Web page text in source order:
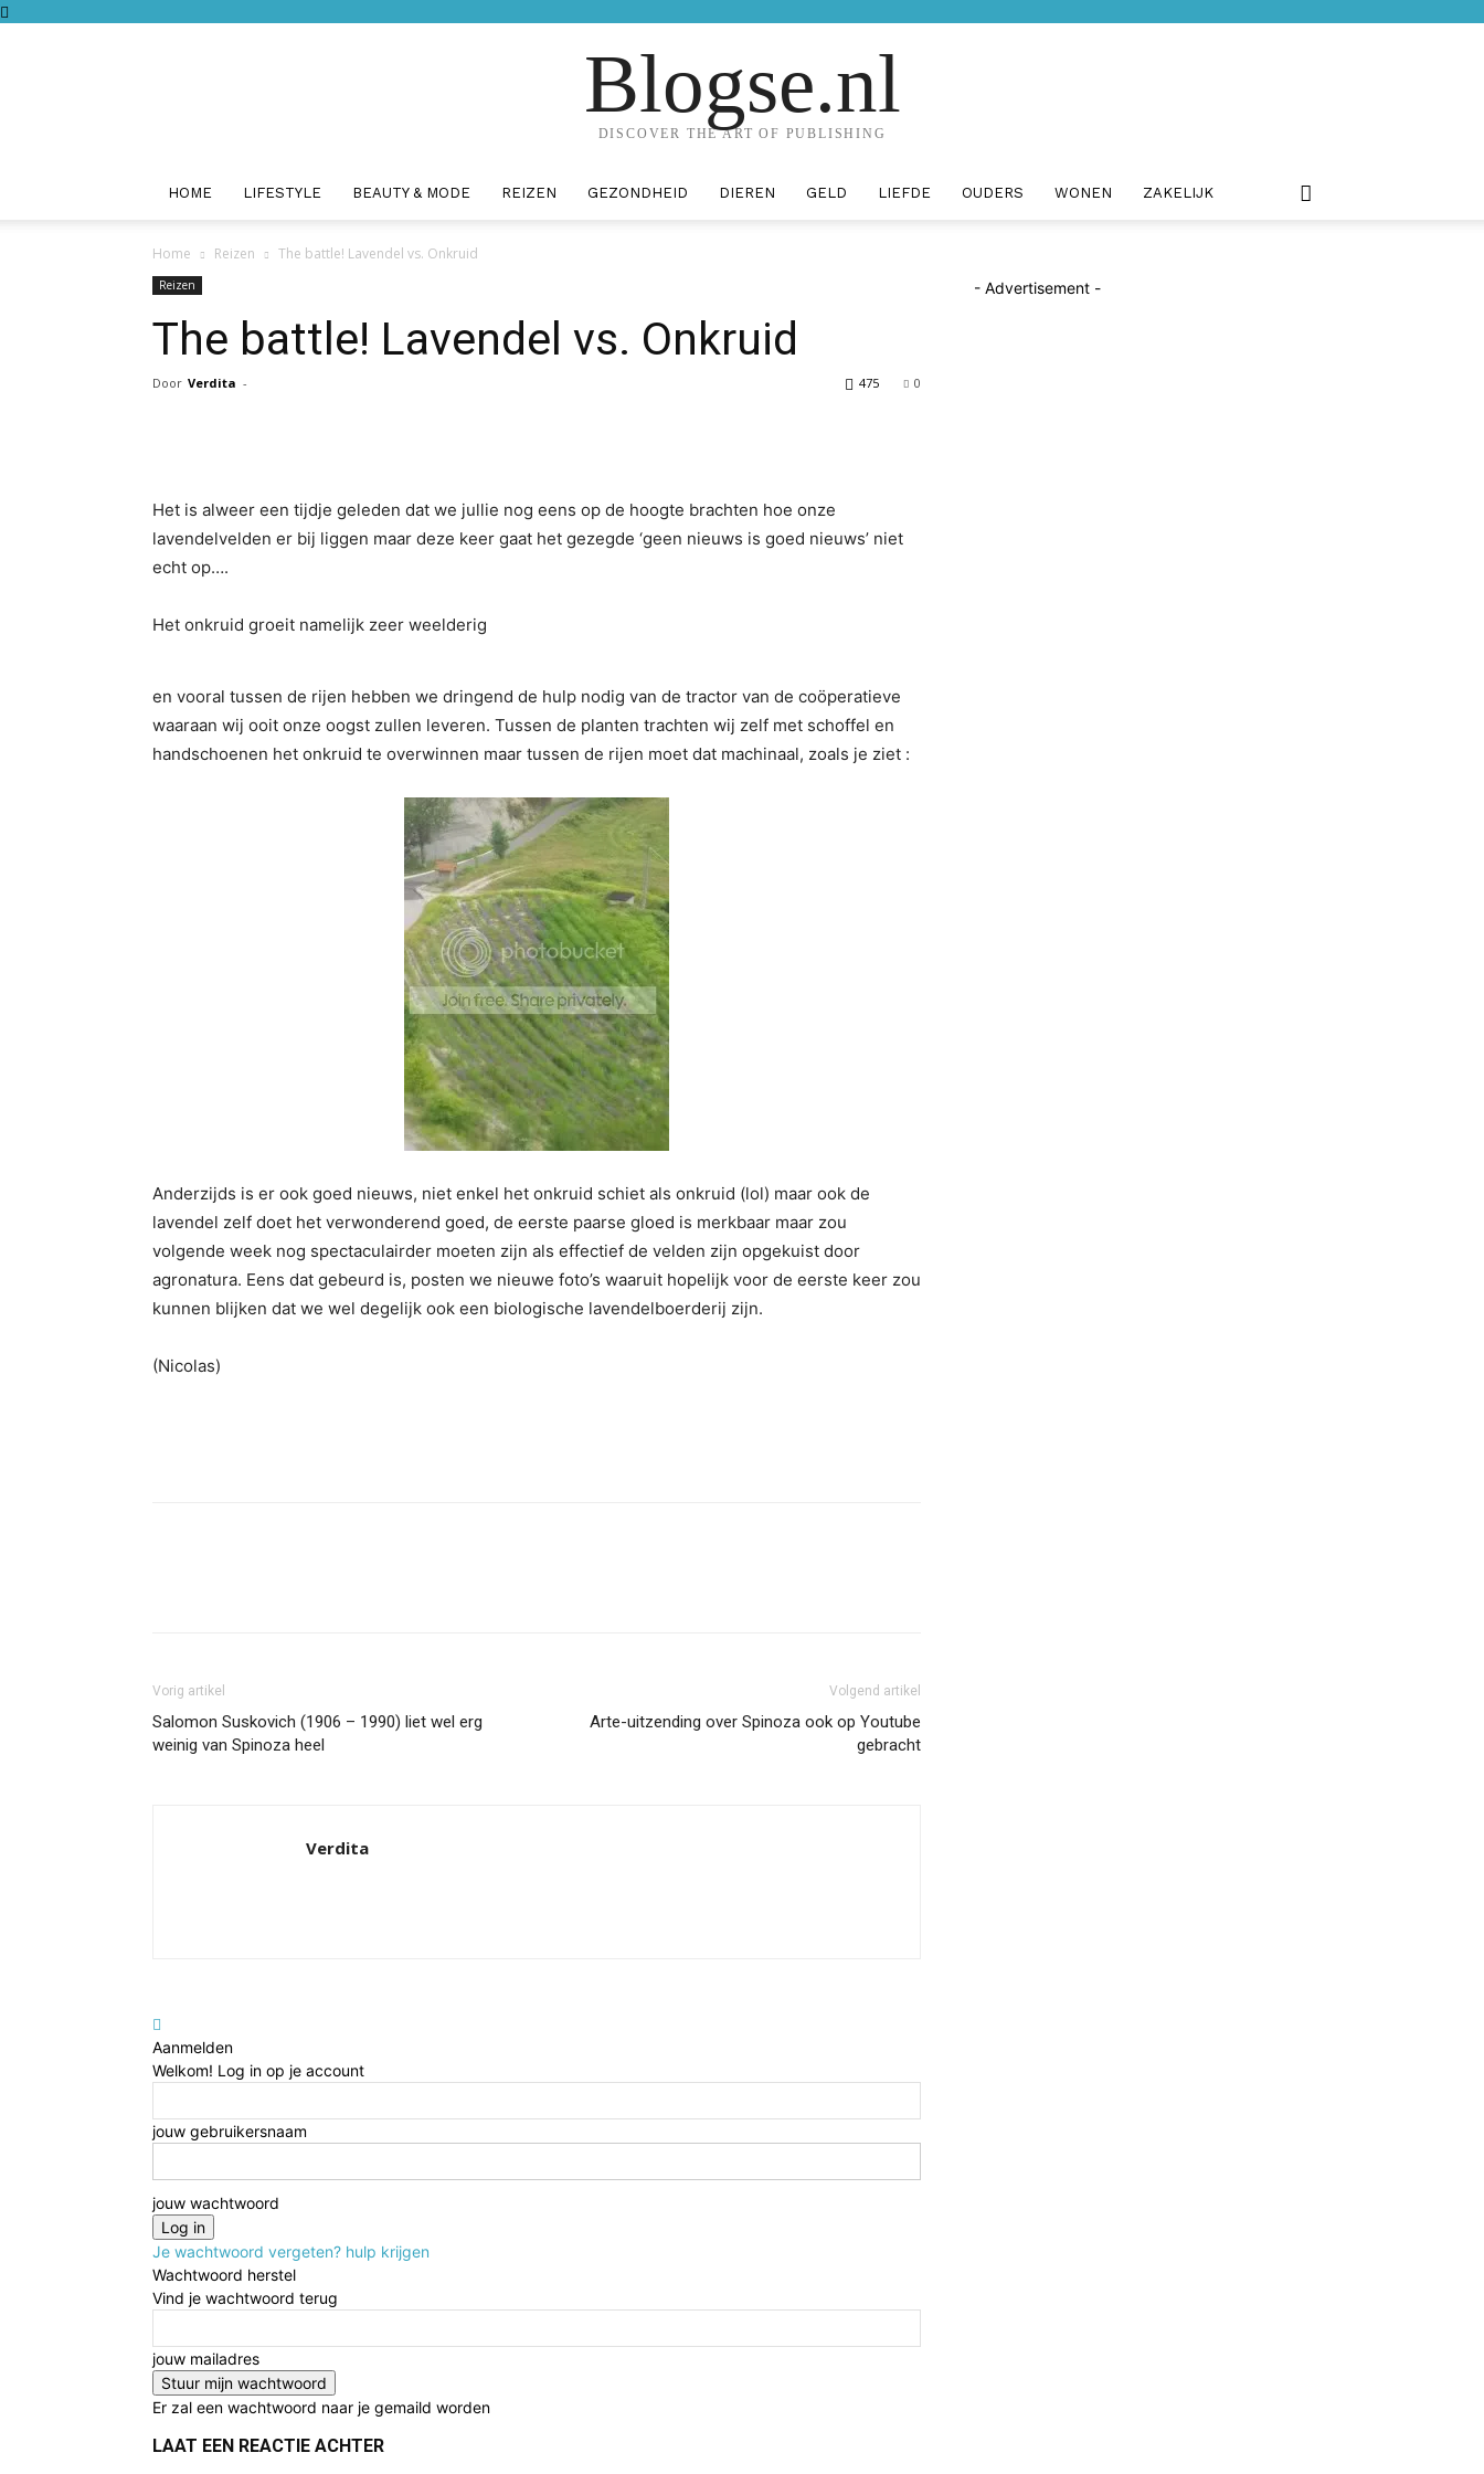
Blogse.nl
DISCOVER THE ART OF PUBLISHING
HOME LIFESTYLE BEAUTY & MODE REIZEN GEZONDHEID DIEREN GELD LIEFDE OUDERS WONEN ZAKELIJK
Home Reizen The battle! Lavendel vs. Onkruid
Reizen
The battle! Lavendel vs. Onkruid
Door Verdita - 0
475
Het is alweer een tijdje geleden dat we jullie nog eens op de hoogte brachten hoe onze
lavendelvelden er bij liggen maar deze keer gaat het gezegde ‘geen nieuws is goed nieuws’ niet
echt op….
Het onkruid groeit namelijk zeer weelderig
en vooral tussen de rijen hebben we dringend de hulp nodig van de tractor van de coöperatieve
waaraan wij ooit onze oogst zullen leveren. Tussen de planten trachten wij zelf met schoffel en
handschoenen het onkruid te overwinnen maar tussen de rijen moet dat machinaal, zoals je ziet :
Anderzijds is er ook goed nieuws, niet enkel het onkruid schiet als onkruid (lol) maar ook de
lavendel zelf doet het verwonderend goed, de eerste paarse gloed is merkbaar maar zou
volgende week nog spectaculairder moeten zijn als effectief de velden zijn opgekuist door
agronatura. Eens dat gebeurd is, posten we nieuwe foto’s waaruit hopelijk voor de eerste keer zou
kunnen blijken dat we wel degelijk ook een biologische lavendelboerderij zijn.
(Nicolas)
Vorig artikel
Salomon Suskovich (1906 – 1990) liet wel erg
weinig van Spinoza heel
Volgend artikel
Arte-uitzending over Spinoza ook op Youtube
gebracht
Verdita
Aanmelden
Welkom! Log in op je account
jouw gebruikersnaam
jouw wachtwoord
Je wachtwoord vergeten? hulp krijgen
Wachtwoord herstel
Vind je wachtwoord terug
jouw mailadres
Er zal een wachtwoord naar je gemaild worden
LAAT EEN REACTIE ACHTER
- Advertisement -